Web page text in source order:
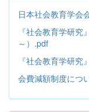
日本社会教育学会
『社会教育学研
～）.pdf
『社会教育学研究
会費減額制度につ